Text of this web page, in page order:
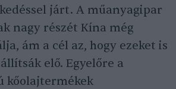
járt. A műanyagipar
nagy részét Kína még
ám a cél az, hogy ezeket is
elő. Egyelőre a
kőolajtermékek